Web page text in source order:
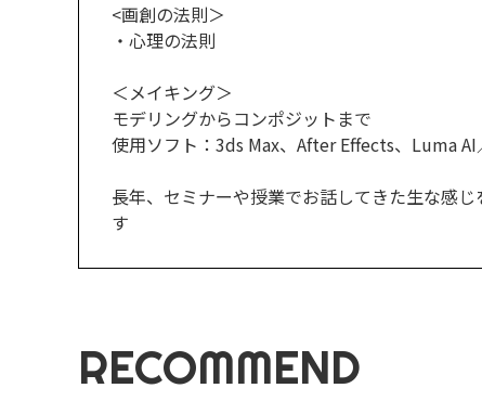
<画創の法則＞
・心理の法則
＜メイキング＞
モデリングからコンポジットまで
使用ソフト：3ds Max、After Effects、Luma AI
長年、セミナーや授業でお話してきた生な感
す
RECOMMEND